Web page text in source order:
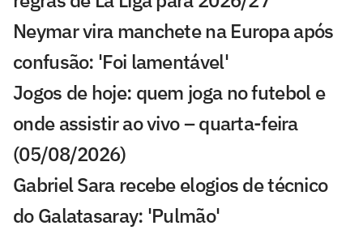
Neymar vira manchete na Europa após
confusão: 'Foi lamentável'
Jogos de hoje: quem joga no futebol e
onde assistir ao vivo – quarta-feira
(05/08/2026)
Gabriel Sara recebe elogios de técnico
do Galatasaray: 'Pulmão'